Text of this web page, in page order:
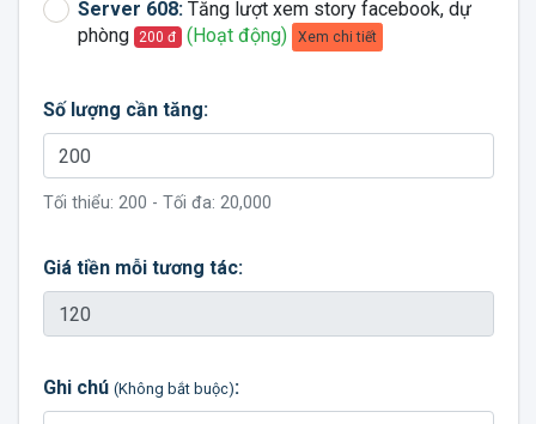
Server 608:Tăng lượt xem story facebook, dự
phòng
200 đ (Hoạt động) Xem chi tiết
Số lượng cần tăng:
Tối thiểu: 200 - Tối đa: 20,000
Giá tiền mỗi tương tác:
Ghi chú (Không bắt buộc):